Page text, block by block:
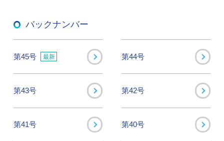
バックナンバー
第45号 最新 第44号
第43号 第42号
第41号 第40号